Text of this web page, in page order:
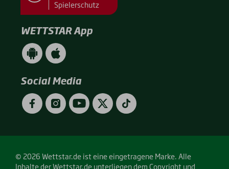
Spielerschutz
WETTSTAR App
WETTSTAR
App
(Android
/
Google
Play)
WETTSTAR
App
(Apple
/
App
Store)
Social Media
FacebookInstagramYouTubeTwitterTikTok
© 2026 Wettstar.de ist eine eingetragene Marke. Alle
Inhalte der Wettstar.de unterliegen dem Copyright und